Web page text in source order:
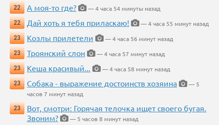
22
А моя-то где?
— 4 часа 54 минуты назад
22
Дай хоть я тебя приласкаю!
— 4 часа 55 минут назад
23
Козлы прилетели
— 4 часа 56 минут назад
23
Троянский слон
— 4 часа 57 минут назад
23
Кеша красивый...
— 4 часа 58 минут назад
23
Собака - выражение достоинств хозяина
— 5
часов 7 минут назад
23
Вот, смотри: Горячая телочка ищет своего бугая.
Звоним?
— 5 часов 8 минут назад